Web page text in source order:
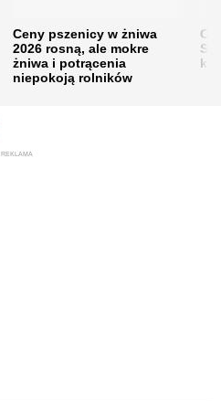
Ceny pszenicy w żniwa
2026 rosną, ale mokre
żniwa i potrącenia
niepokoją rolników
REKLAMA